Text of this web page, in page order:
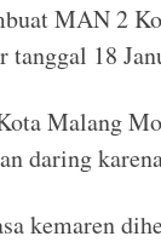
MAN 2
tanggal 18
Malang
daring
kemaren